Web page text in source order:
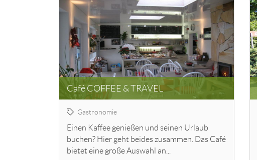
Café COFFEE & TRAVEL
Gastronomie
Einen Kaffee genießen und seinen Urlaub
buchen? Hier geht beides zusammen. Das Café
bietet eine große Auswahl an...